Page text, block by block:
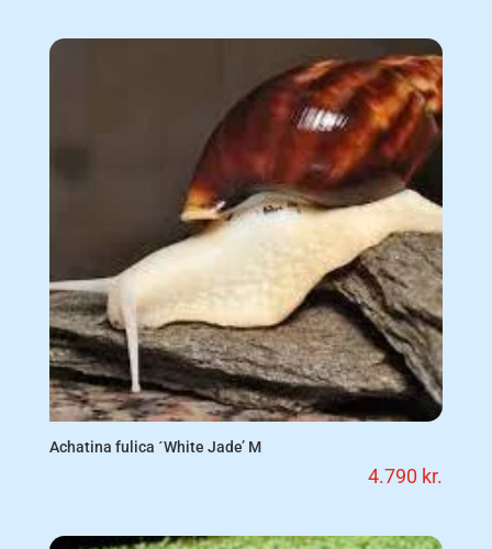
Achatina fulica ´White Jade’ M
4.790 kr.